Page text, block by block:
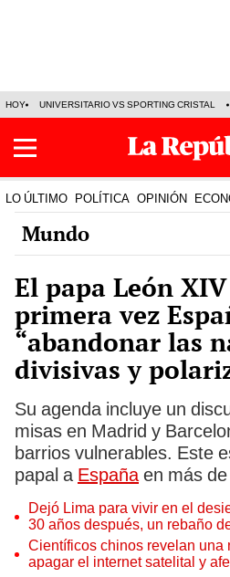
HOY UNIVERSITARIO VS SPORTING CRISTAL
LO ÚLTIMO POLÍTICA OPINIÓN
Mundo
El papa León
primera vez
“abandonar las
divisivas y
Su agenda incluye un
misas en Madrid y
barrios vulnerables. Este
papal a Españaen más de
Dejó Lima para vivir en el
30 años después, un rebaño
sorprendente ecosistema
Científicos chinos revelan una
apagar el internet satelital y